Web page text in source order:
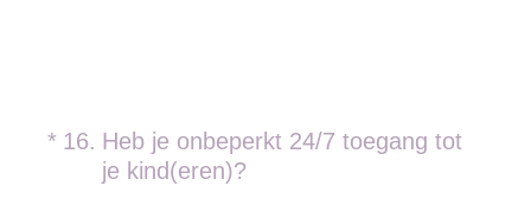
* 16. Heb je onbeperkt 24/7 toegang tot
je kind(eren)?
(Vereist.)